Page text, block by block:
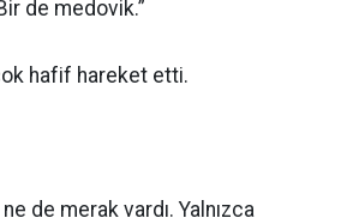
de medovik.”
hafif hareket etti.
de merak vardı. Yalnızca